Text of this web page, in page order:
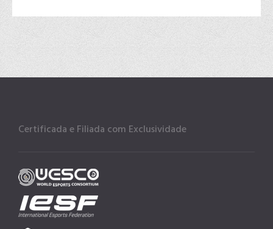
Certificada e Filiada com Exclusividade